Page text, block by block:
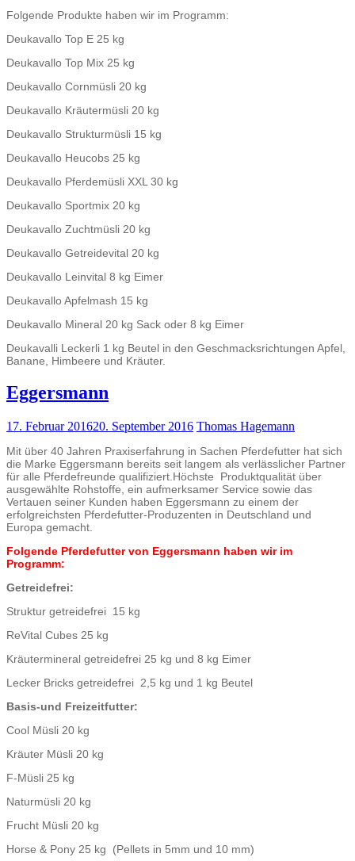
Folgende Produkte haben wir im Programm:
Deukavallo Top E 25 kg
Deukavallo Top Mix 25 kg
Deukavallo Cornmüsli 20 kg
Deukavallo Kräutermüsli 20 kg
Deukavallo Strukturmüsli 15 kg
Deukavallo Heucobs 25 kg
Deukavallo Pferdemüsli XXL 30 kg
Deukavallo Sportmix 20 kg
Deukavallo Zuchtmüsli 20 kg
Deukavallo Getreidevital 20 kg
Deukavallo Leinvital 8 kg Eimer
Deukavallo Apfelmash 15 kg
Deukavallo Mineral 20 kg Sack oder 8 kg Eimer
Deukavalli Leckerli 1 kg Beutel in den Geschmacksrichtungen Apfel,
Banane, Himbeere und Kräuter.
Eggersmann
17. Februar 201620. September 2016 Thomas Hagemann
Mit über 40 Jahren Praxiserfahrung in Sachen Pferdefutter hat sich
die Marke Eggersmann bereits seit langem als verlässlicher Partner
für alle Pferdefreunde qualifiziert.Höchste Produktqualität über
ausgewählte Rohstoffe, ein aufmerksamer Service sowie das
Vertauen seiner Kunden haben Eggersmann zu einem der
erfolgreichsten Pferdefutter-Produzenten in Deutschland und
Europa gemacht.
Folgende Pferdefutter von Eggersmann haben wir im
Programm:
Getreidefrei:
Struktur getreidefrei 15 kg
ReVital Cubes 25 kg
Kräutermineral getreidefrei 25 kg und 8 kg Eimer
Lecker Bricks getreidefrei 2,5 kg und 1 kg Beutel
Basis-und Freizeitfutter:
Cool Müsli 20 kg
Kräuter Müsli 20 kg
F-Müsli 25 kg
Naturmüsli 20 kg
Frucht Müsli 20 kg
Horse & Pony 25 kg (Pellets in 5mm und 10 mm)